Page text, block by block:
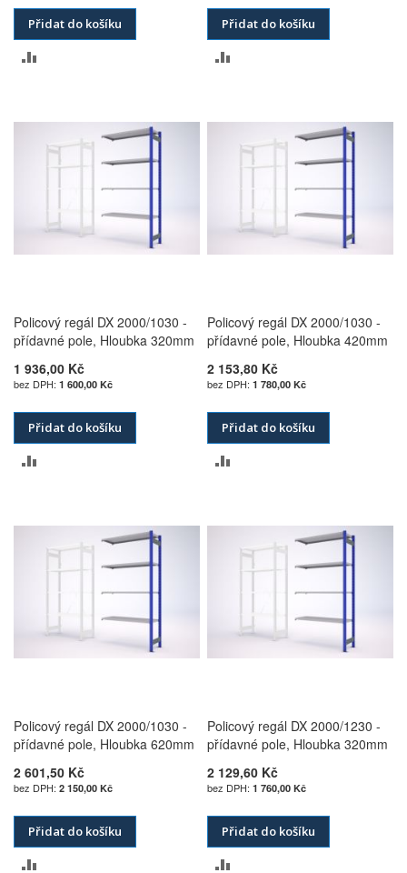
Přidat do košíku
POROVNÁNÍ
Přidat do košíku
POROVNÁNÍ
Policový regál DX 2000/1030 -
přídavné pole, Hloubka 320mm
1 936,00 Kč
1 600,00 Kč
Přidat do košíku
POROVNÁNÍ
Policový regál DX 2000/1030 -
přídavné pole, Hloubka 420mm
2 153,80 Kč
1 780,00 Kč
Přidat do košíku
POROVNÁNÍ
Policový regál DX 2000/1030 -
přídavné pole, Hloubka 620mm
2 601,50 Kč
2 150,00 Kč
Přidat do košíku
Policový regál DX 2000/1230 -
přídavné pole, Hloubka 320mm
2 129,60 Kč
1 760,00 Kč
Přidat do košíku